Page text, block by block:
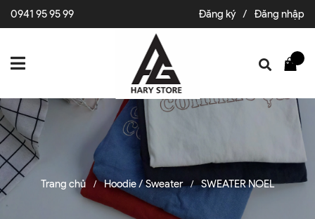
0941 95 95 99 Đăng ký / Đăng nhập
Trang chủ / Hoodie / Sweater / SWEATER NOEL